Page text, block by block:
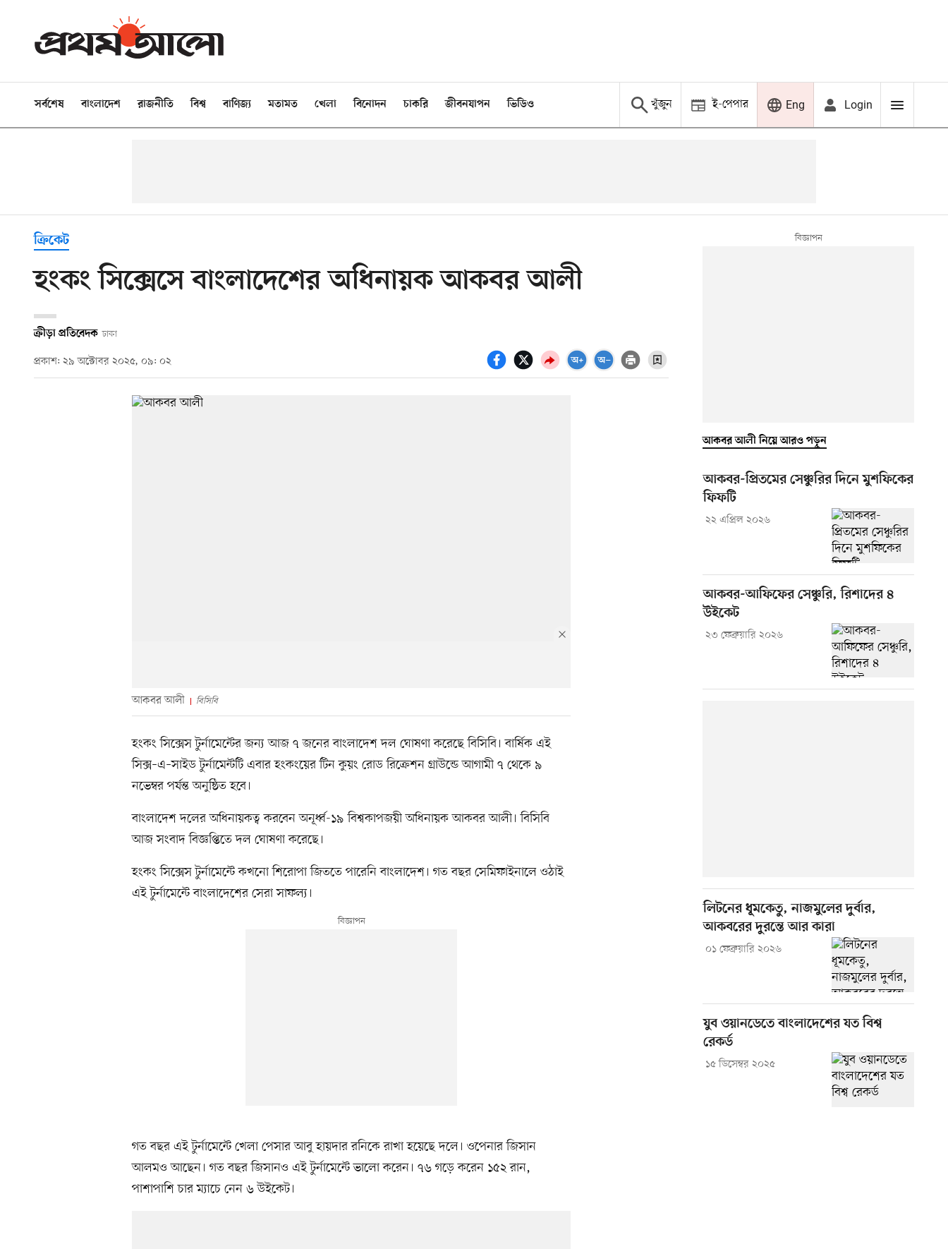
সর্বশেষ বাংলাদেশ রাজনীতি বিশ্ব বাণিজ্য মতামত খেলা বিনোদন চাকরি জীবনযাপন ভিডিও খুঁজুন ই-পেপার Eng Login
ক্রিকেট
হংকং সিক্সেসে বাংলাদেশের অধিনায়ক আকবর আলী
ক্রীড়া প্রতিবেদক ঢাকা
প্রকাশ: ২৯ অক্টোবর ২০২৫, ০৯: ০২
আকবর আলী বিসিবি
হংকং সিক্সেস টুর্নামেন্টের জন্য আজ ৭ জনের বাংলাদেশ দল ঘোষণা করেছে বিসিবি। বার্ষিক এই
সিক্স–এ–সাইড টুর্নামেন্টটি এবার হংকংয়ের টিন কুয়ং রোড রিক্রেশন গ্রাউন্ডে আগামী ৭ থেকে ৯
নভেম্বর পর্যন্ত অনুষ্ঠিত হবে।
বাংলাদেশ দলের অধিনায়কত্ব করবেন অনূর্ধ্ব-১৯ বিশ্বকাপজয়ী অধিনায়ক আকবর আলী। বিসিবি
আজ সংবাদ বিজ্ঞপ্তিতে দল ঘোষণা করেছে।
হংকং সিক্সেস টুর্নামেন্টে কখনো শিরোপা জিততে পারেনি বাংলাদেশ। গত বছর সেমিফাইনালে ওঠাই
এই টুর্নামেন্টে বাংলাদেশের সেরা সাফল্য।
গত বছর এই টুর্নামেন্টে খেলা পেসার আবু হায়দার রনিকে রাখা হয়েছে দলে। ওপেনার জিসান
আলমও আছেন। গত বছর জিসানও এই টুর্নামেন্টে ভালো করেন। ৭৬ গড়ে করেন ১৫২ রান,
পাশাপাশি চার ম্যাচে নেন ৬ উইকেট।
আকবর আলী নিয়ে আরও পড়ুন
আকবর-প্রিতমের সেঞ্চুরির দিনে মুশফিকের
ফিফটি
২২ এপ্রিল ২০২৬
আকবর-আফিফের সেঞ্চুরি, রিশাদের ৪
উইকেট
২৩ ফেব্রুয়ারি ২০২৬
লিটনের ধূমকেতু, নাজমুলের দুর্বার,
আকবরের দুরন্তে আর কারা
০১ ফেব্রুয়ারি ২০২৬
যুব ওয়ানডেতে বাংলাদেশের যত বিশ্ব
রেকর্ড
১৫ ডিসেম্বর ২০২৫